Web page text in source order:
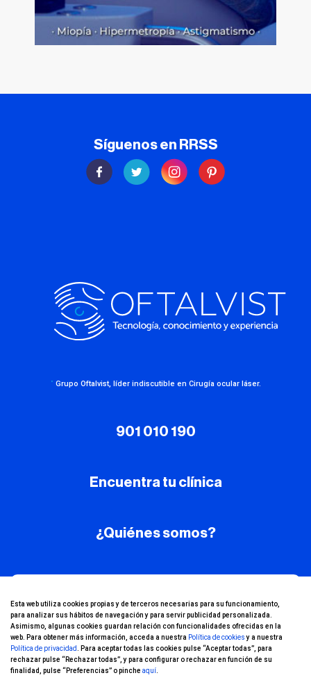
Síguenos en RRSS
· Grupo Oftalvist, líder indiscutible en Cirugía ocular láser.
901 010 190
Encuentra tu clínica
¿Quiénes somos?
¡Conoce nuestro
canal de YouTube!
Esta web utiliza cookies propias y de terceros necesarias para su funcionamiento,
para analizar sus hábitos de navegación y para servir publicidad personalizada.
Asimismo, algunas cookies guardan relación con funcionalidades ofrecidas en la
web. Para obtener más información, acceda a nuestra Política de cookiesy a nuestra
Política de privacidad
. Para aceptar todas las cookies pulse “Aceptar todas”, para
rechazar pulse “Rechazar todas”, y para configurar o rechazar en función de su
finalidad, pulse “Preferencias” o pinche aquí